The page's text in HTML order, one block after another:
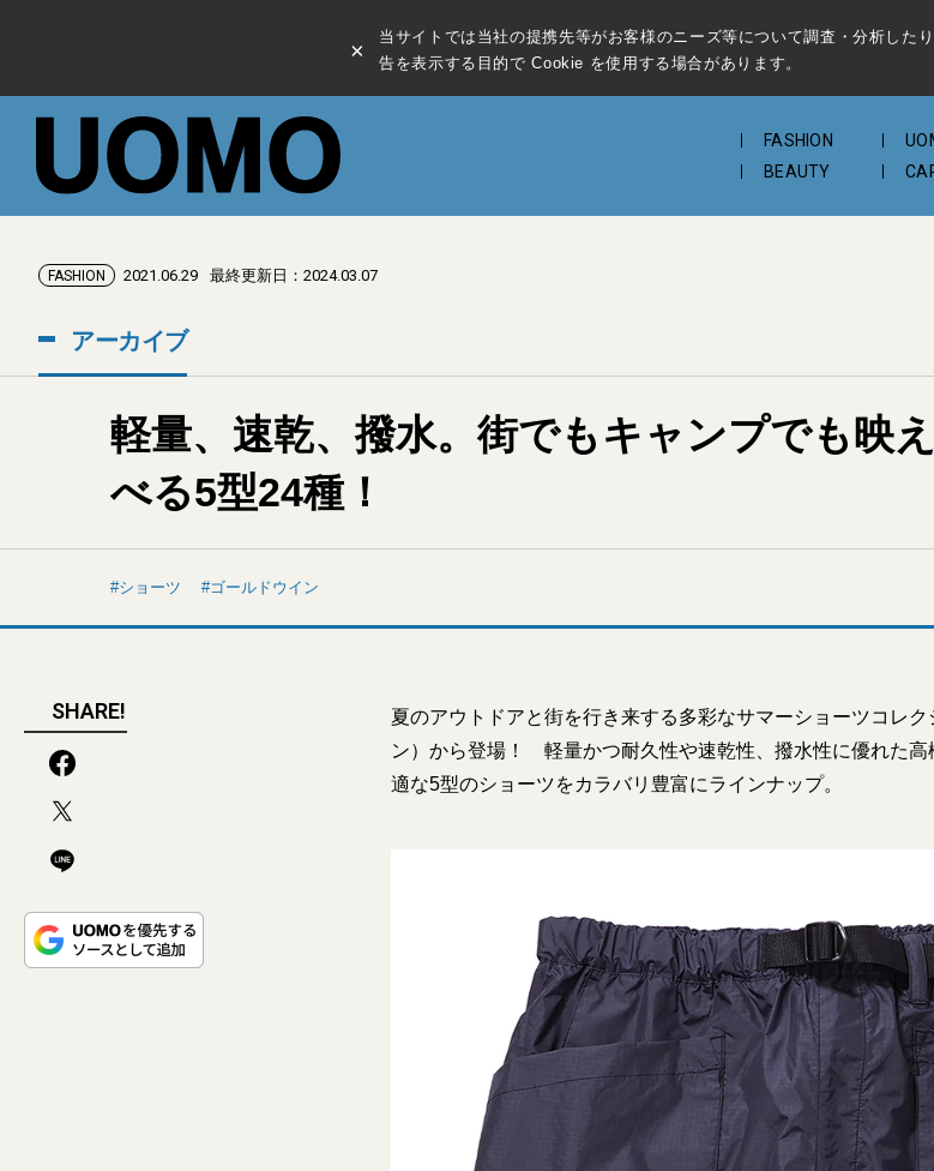
×
当サイトでは当社の提携先等がお客様のニーズ等について調査・分析した
告を表示する目的で Cookie を使用する場合があります。
FASHION
BEAUTY
FASHION 2021.06.29 最終更新日：2024.03.07
アーカイブ
軽量、速乾、撥水。街でもキャンプでも映
べる5型24種！
ショーツ ゴールドウイン
SHARE!
夏のアウトドアと街を行き来する多彩なサマーショーツコレ
ン）から登場！ 軽量かつ耐久性や速乾性、撥水性に優れた
適な5型のショーツをカラバリ豊富にラインナップ。